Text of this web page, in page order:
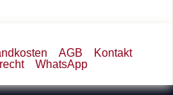
AGB
Kontakt
WhatsApp